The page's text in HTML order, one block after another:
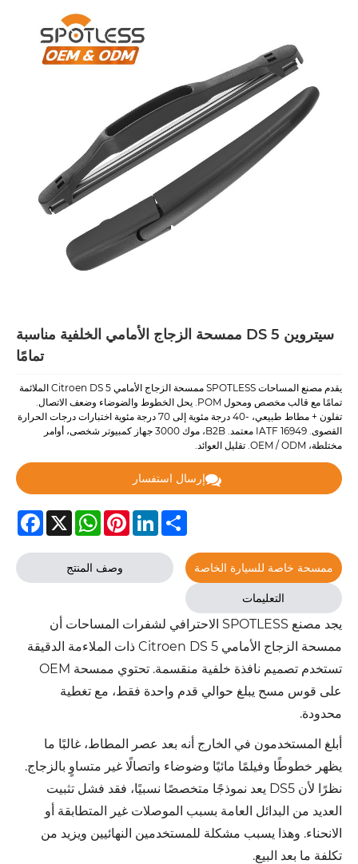
سيتروين DS 5 ممسحة الزجاج الأمامي الخلفية مناسبة
تمامًا
يقدم مصنع المساحات SPOTLESS ممسحة الزجاج الأمامي Citroen DS 5 الملائمة
تمامًا مع قالب مخصص ومحول POM. يحل الخطوط والضوضاء وضعف الاتصال.
تفلون + مطاط طبيعي، -40 درجة مئوية إلى 70 درجة مئوية اختبارات درجات الحرارة
القصوى. IATF 16949 معتمد. B2B، موك 3000 جهاز كمبيوتر شخصى، أوامر
مختلطة، OEM / ODM. تقليل العوائد.
إرسال استفسار
X
WhatsAppPinterestLinkedIn Share
ممسحة خاصة للسيارة الخاصة وصف المنتج
التعليمات
يجد مصنع SPOTLESS الاحترافي لشفرات المساحات أن
ممسحة الزجاج الأمامي Citroen DS 5 ذات الملاءمة الدقيقة
تستخدم تصميم نافذة خلفية منقسمة. تحتوي ممسحة OEM
على قوس مسح يبلغ حوالي قدم واحدة فقط، مع تغطية
محدودة.
أبلغ المستخدمون في الخارج أنه بعد عصر المطاط، غالبًا ما
يظهر خطوطًا وفيلمًا مائيًا وضوضاء واتصالًا غير متساوٍ بالزجاج.
نظرًا لأن DS5 يعد نموذجًا متخصصًا نسبيًا، فقد فشل تثبيت
العديد من البدائل العامة بسبب الموصلات غير المتطابقة أو
الانحناء. وهذا يسبب مشكلة للمستخدمين النهائيين ويزيد من
تكلفة ما بعد البيع.